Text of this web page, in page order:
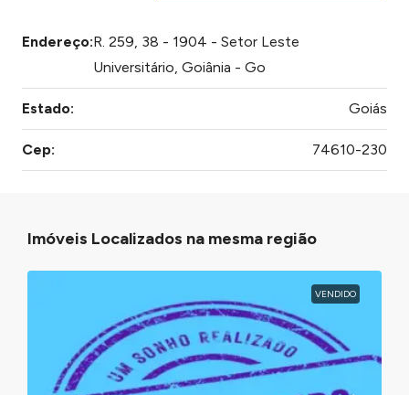
Endereço:R. 259, 38 - 1904 - Setor Leste
Universitário, Goiânia - Go
Estado: Goiás
Cep: 74610-230
Imóveis Localizados na mesma região
VENDIDO